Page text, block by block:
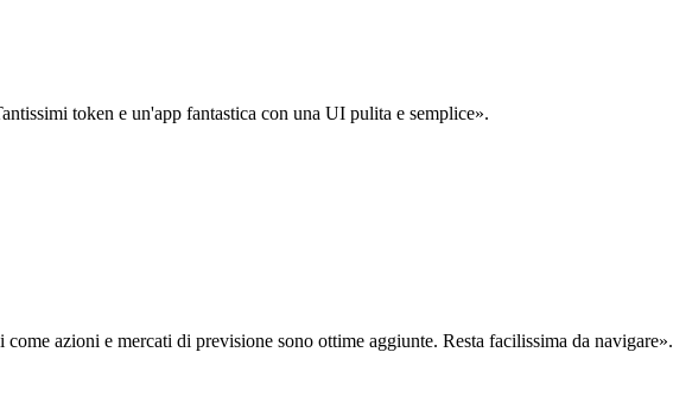
token e un'app fantastica con una UI pulita e semplice».
azioni e mercati di previsione sono ottime aggiunte. Resta facilissima da navigare».